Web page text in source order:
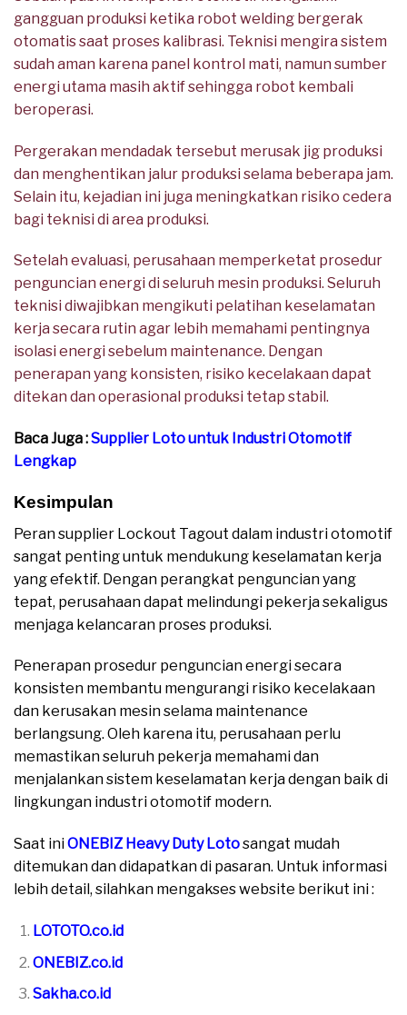
gangguan produksi ketika robot welding bergerak
otomatis saat proses kalibrasi. Teknisi mengira sistem
sudah aman karena panel kontrol mati, namun sumber
energi utama masih aktif sehingga robot kembali
beroperasi.
Pergerakan mendadak tersebut merusak jig produksi
dan menghentikan jalur produksi selama beberapa jam.
Selain itu, kejadian ini juga meningkatkan risiko cedera
bagi teknisi di area produksi.
Setelah evaluasi, perusahaan memperketat prosedur
penguncian energi di seluruh mesin produksi. Seluruh
teknisi diwajibkan mengikuti pelatihan keselamatan
kerja secara rutin agar lebih memahami pentingnya
isolasi energi sebelum maintenance. Dengan
penerapan yang konsisten, risiko kecelakaan dapat
ditekan dan operasional produksi tetap stabil.
Baca Juga :Supplier Loto untuk Industri Otomotif
Lengkap
Kesimpulan
Peran supplier Lockout Tagout dalam industri otomotif
sangat penting untuk mendukung keselamatan kerja
yang efektif. Dengan perangkat penguncian yang
tepat, perusahaan dapat melindungi pekerja sekaligus
menjaga kelancaran proses produksi.
Penerapan prosedur penguncian energi secara
konsisten membantu mengurangi risiko kecelakaan
dan kerusakan mesin selama maintenance
berlangsung. Oleh karena itu, perusahaan perlu
memastikan seluruh pekerja memahami dan
menjalankan sistem keselamatan kerja dengan baik di
lingkungan industri otomotif modern.
Saat iniONEBIZ Heavy Duty Lotosangat mudah
ditemukan dan didapatkan di pasaran. Untuk informasi
lebih detail, silahkan mengakses website berikut ini :
LOTOTO.co.id
ONEBIZ.co.id
Sakha.co.id